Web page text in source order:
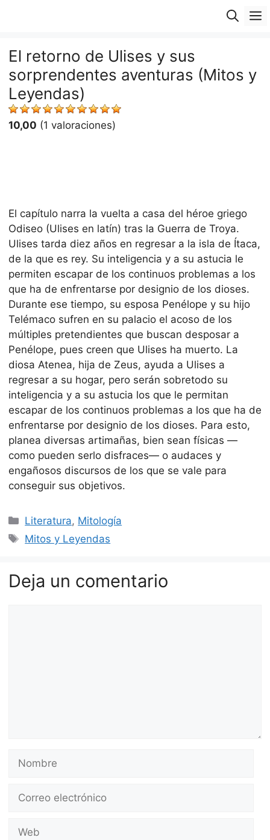
El retorno de Ulises y sus
sorprendentes aventuras (Mitos y
Leyendas)
10,00 (1 valoraciones)
El capítulo narra la vuelta a casa del héroe griego
Odiseo (Ulises en latín) tras la Guerra de Troya.
Ulises tarda diez años en regresar a la isla de Ítaca,
de la que es rey. Su inteligencia y a su astucia le
permiten escapar de los continuos problemas a los
que ha de enfrentarse por designio de los dioses.
Durante ese tiempo, su esposa Penélope y su hijo
Telémaco sufren en su palacio el acoso de los
múltiples pretendientes que buscan desposar a
Penélope, pues creen que Ulises ha muerto. La
diosa Atenea, hija de Zeus, ayuda a Ulises a
regresar a su hogar, pero serán sobretodo su
inteligencia y a su astucia los que le permitan
escapar de los continuos problemas a los que ha de
enfrentarse por designio de los dioses. Para esto,
planea diversas artimañas, bien sean físicas —
como pueden serlo disfraces— o audaces y
engañosos discursos de los que se vale para
conseguir sus objetivos.
Categorías
Literatura, Mitología
Etiquetas
Mitos y Leyendas
Deja un comentario
Nombre
Correo
Web